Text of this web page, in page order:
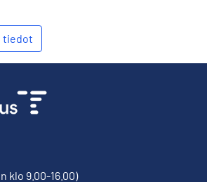
tiedot
klo 9.00-16.00)